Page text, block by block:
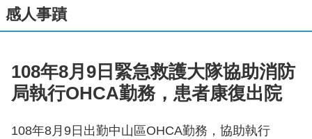
搜
尋
業
務
服
感人事蹟
108年8月9日緊急救護大隊協助消防
局執行OHCA勤務，患者康復出院
108年8月9日出勤中山區OHCA勤務，協助執行